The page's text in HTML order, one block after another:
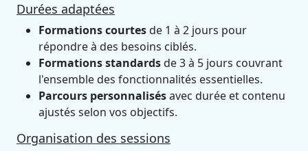
Durées adaptées
Formations courtesde 1 à 2 jours pour
répondre à des besoins ciblés.
Formations standardsde 3 à 5 jours couvrant
l'ensemble des fonctionnalités essentielles.
Parcours personnalisésavec durée et contenu
ajustés selon vos objectifs.
Organisation des sessions